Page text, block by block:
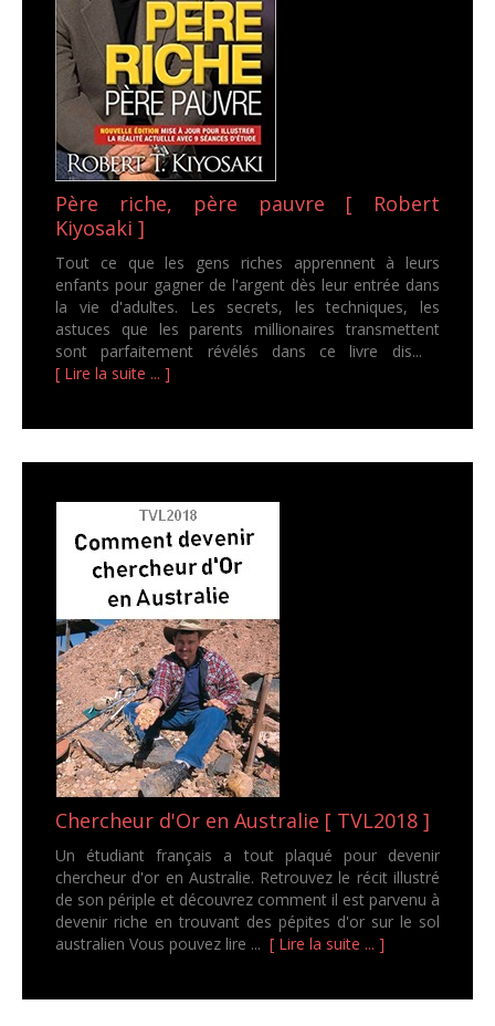
Père riche, père pauvre [ Robert
Kiyosaki ]
Tout ce que les gens riches apprennent à leurs
enfants pour gagner de l'argent dès leur entrée dans
la vie d'adultes. Les secrets, les techniques, les
astuces que les parents millionaires transmettent
sont parfaitement révélés dans ce livre dis...
[ Lire la suite ... ]
Chercheur d'Or en Australie [ TVL2018 ]
Un étudiant français a tout plaqué pour devenir
chercheur d'or en Australie. Retrouvez le récit illustré
de son périple et découvrez comment il est parvenu à
devenir riche en trouvant des pépites d'or sur le sol
australien Vous pouvez lire ... [ Lire la suite ... ]